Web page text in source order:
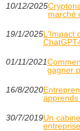
10/12/2025
marché
19/1/2025L'Impact
01/11/2021
gagner
16/8/2020
30/7/2019Un
entreprise